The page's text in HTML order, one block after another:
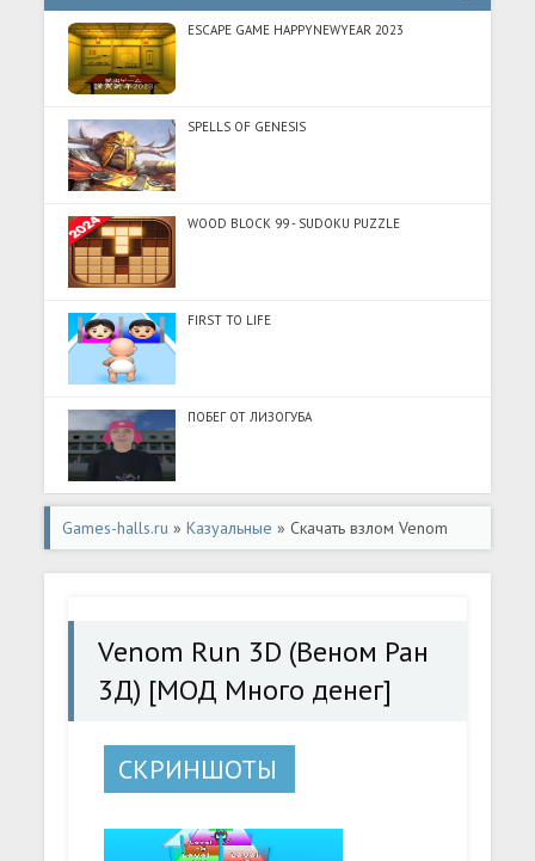
ESCAPE GAME HAPPYNEWYEAR 2023
SPELLS OF GENESIS
WOOD BLOCK 99 - SUDOKU PUZZLE
FIRST TO LIFE
ПОБЕГ ОТ ЛИЗОГУБА
Games-halls.ru »Казуальные » Скачать взлом Venom
Run 3D (Веном Ран 3Д) [МОД Много денег] -
Venom Run 3D (Веном Ран
3Д) [МОД Много денег]
СКРИНШОТЫ